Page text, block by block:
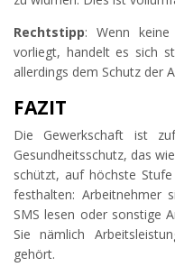
Rechtstipp: Wenn keine
vorliegt, handelt es sich
allerdings dem Schutz der
FAZIT
Die Gewerkschaft ist
Gesundheitsschutz, das
schützt, auf höchste
festhalten: Arbeitnehmer
SMS lesen oder sonstige
Sie nämlich
gehört.